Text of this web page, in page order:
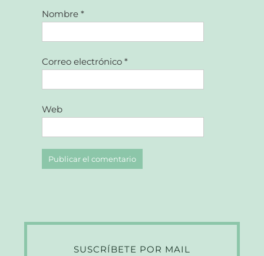
Nombre*
Correo electrónico*
Web
SUSCRÍBETE POR MAIL